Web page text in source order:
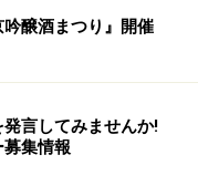
醸酒まつり』開催
発言してみませんか!
集情報